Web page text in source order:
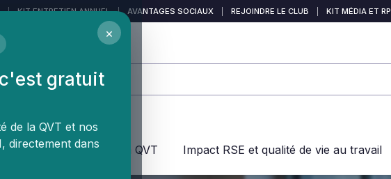
| KIT ENTRETIEN ANNUEL | AVANTAGES SOCIAUX REJOINDRE LE CLUB KIT MÉDIA ET RP
QVT Enjeux dans la QVT Impact RSE et qualité de vie au travail
×
gratuit
de la QVT et nos
directement dans